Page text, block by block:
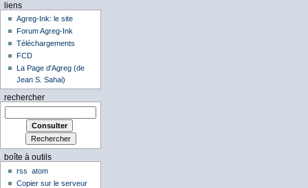
liens
Agreg-Ink: le site
Forum Agreg-Ink
Téléchargements
FCD
La Page d'Agreg (de
Jean S. Sahai)
rechercher
boîte à outils
rss
atom
Copier sur le serveur